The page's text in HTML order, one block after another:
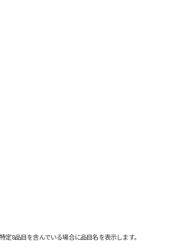
8品目を含んでいる場合に品目名を表示します。